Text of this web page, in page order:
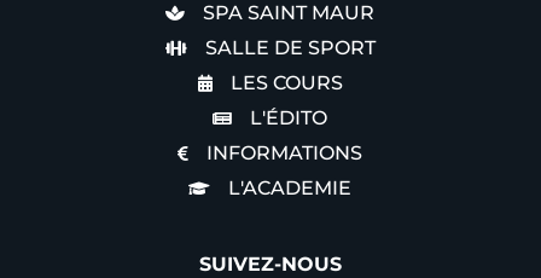
 SPA SAINT MAUR
 SALLE DE SPORT
 LES COURS
 L'ÉDITO
 INFORMATIONS
 L'ACADEMIE
SUIVEZ-NOUS